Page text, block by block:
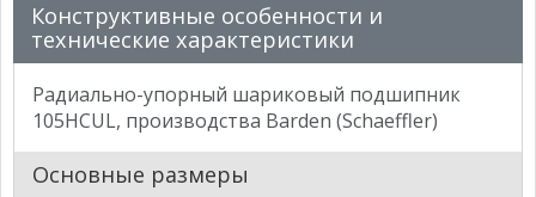
Конструктивные особенности и
технические характеристики
Радиально-упорный шариковый подшипник
105HCUL, производства Barden (Schaeffler)
Основные размеры